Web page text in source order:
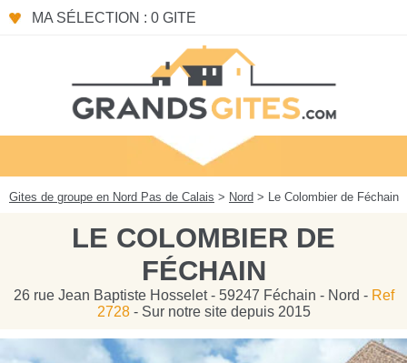
MA SÉLECTION : 0 GITE
Gites de groupe en Nord Pas de Calais > Nord > Le Colombier de Féchain
LE COLOMBIER DE
FÉCHAIN
26 rue Jean Baptiste Hosselet - 59247 Féchain - Nord - Ref
2728- Sur notre site depuis 2015
Panneau de gestion des cookies